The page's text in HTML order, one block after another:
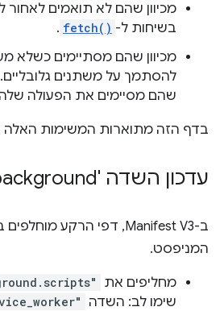
מכיוון שהם לא תואמים לאחור
בשיחות ל- fetch()
.
מכיוון שהם מסתיימים
שהם מסיימים את הפעולה
בדף הזה מתוארות המשימות האלה
עדכון השדה 'background' במניפסט
ב-Manifest V3, דפי הרקע מוחלפים ב
המניפסט.
מחליפים את
שימו לב: השדה